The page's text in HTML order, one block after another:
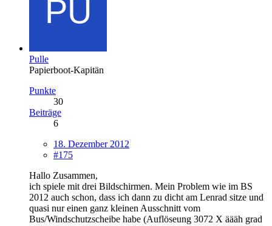
Pulle
Papierboot-Kapitän
Punkte
30
Beiträge
6
18. Dezember 2012
#175
Hallo Zusammen,
ich spiele mit drei Bildschirmen. Mein Problem wie im BS
2012 auch schon, dass ich dann zu dicht am Lenrad sitze und
quasi nur einen ganz kleinen Ausschnitt vom
Bus/Windschutzscheibe habe (Auflöseung 3072 X äääh grad